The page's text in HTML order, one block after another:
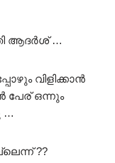
ആദർശ് …
വിളിക്കാൻ
പേര് ഒന്നും
…
??